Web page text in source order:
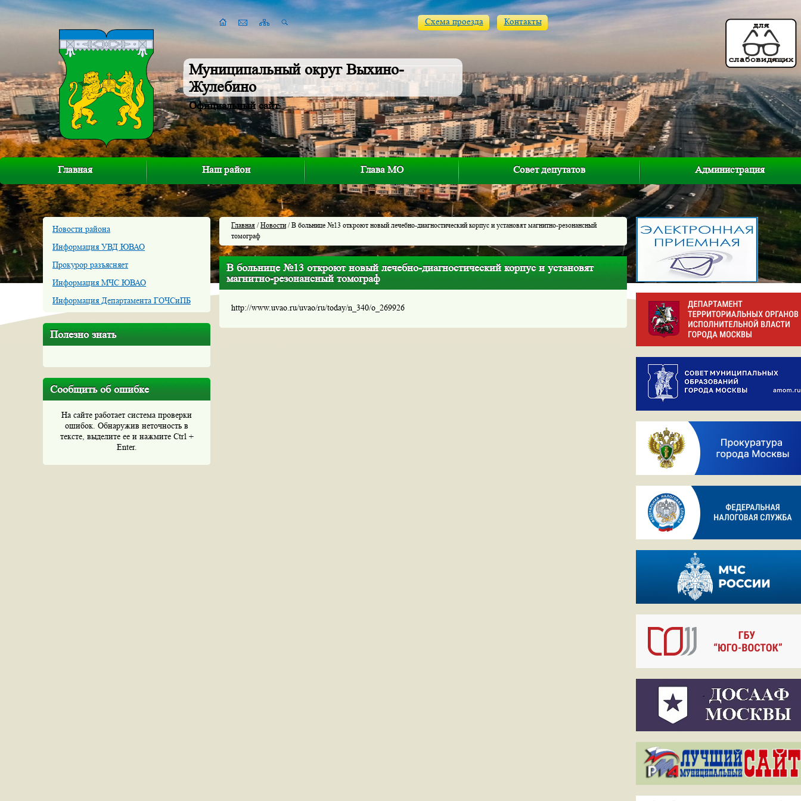
Муниципальный округ Выхино-
Жулебино
Официальный сайт
Схема проезда Контакты
Главная Наш район Глава МО Совет депутатов Администрация
Новости района
Информация УВД ЮВАО
Прокурор разъясняет
Информация МЧС ЮВАО
Информация Департамента ГОЧСиПБ
Полезно знать
Сообщить об ошибке
На сайте работает система проверки
ошибок. Обнаружив неточность в
тексте, выделите ее и нажмите Ctrl +
Enter.
Главная /Новости/ В больнице №13 откроют новый лечебно-диагностический корпус и установят магнитно-резонансный
томограф
В больнице №13 откроют новый лечебно-диагностический корпус и установят
магнитно-резонансный томограф
http://www.uvao.ru/uvao/ru/today/n_340/o_269926